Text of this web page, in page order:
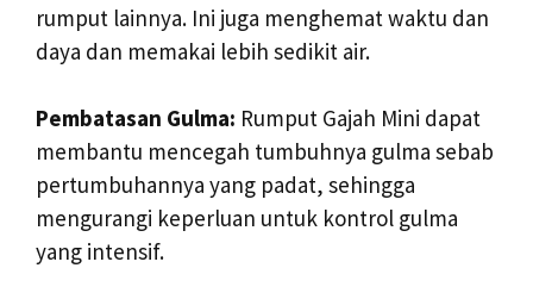
rumput lainnya. Ini juga menghemat waktu dan
daya dan memakai lebih sedikit air.
Pembatasan Gulma: Rumput Gajah Mini dapat
membantu mencegah tumbuhnya gulma sebab
pertumbuhannya yang padat, sehingga
mengurangi keperluan untuk kontrol gulma
yang intensif.